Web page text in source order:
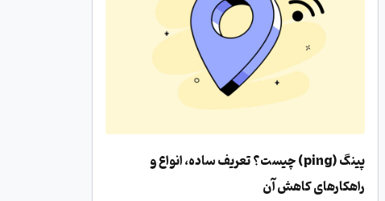
پینگ (ping) چیست؟ تعریف ساده، انواع و
راهکارهای کاهش آن